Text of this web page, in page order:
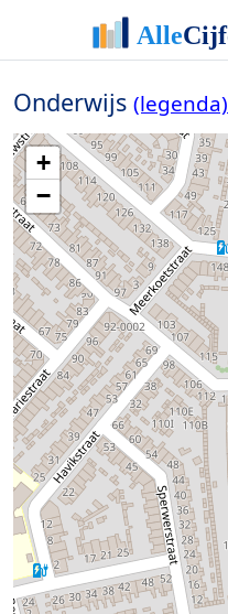
Onderwijs (legenda)
+
−